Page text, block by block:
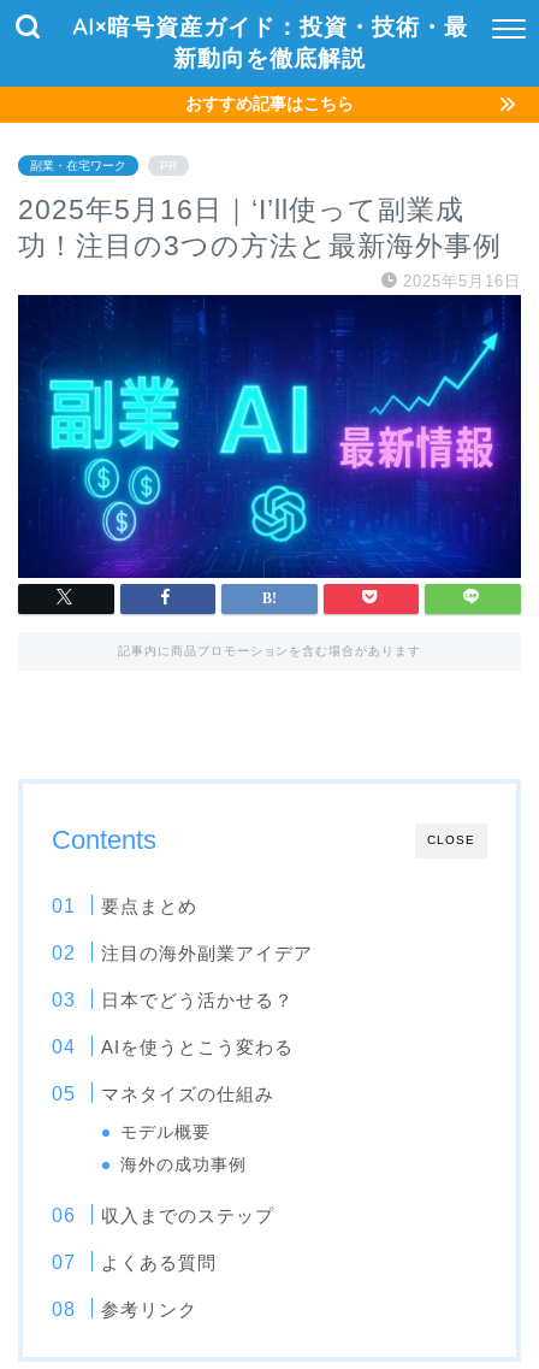
AI×暗号資産ガイド：投資・技術・最
新動向を徹底解説
おすすめ記事はこちら
副業・在宅ワーク PR
2025年5月16日｜‘I’ll使って副業成
功！注目の3つの方法と最新海外事例
2025年5月16日
記事内に商品プロモーションを含む場合があります
CLOSE
Contents
要点まとめ
注目の海外副業アイデア
日本でどう活かせる？
AIを使うとこう変わる
マネタイズの仕組み
モデル概要
海外の成功事例
収入までのステップ
よくある質問
参考リンク